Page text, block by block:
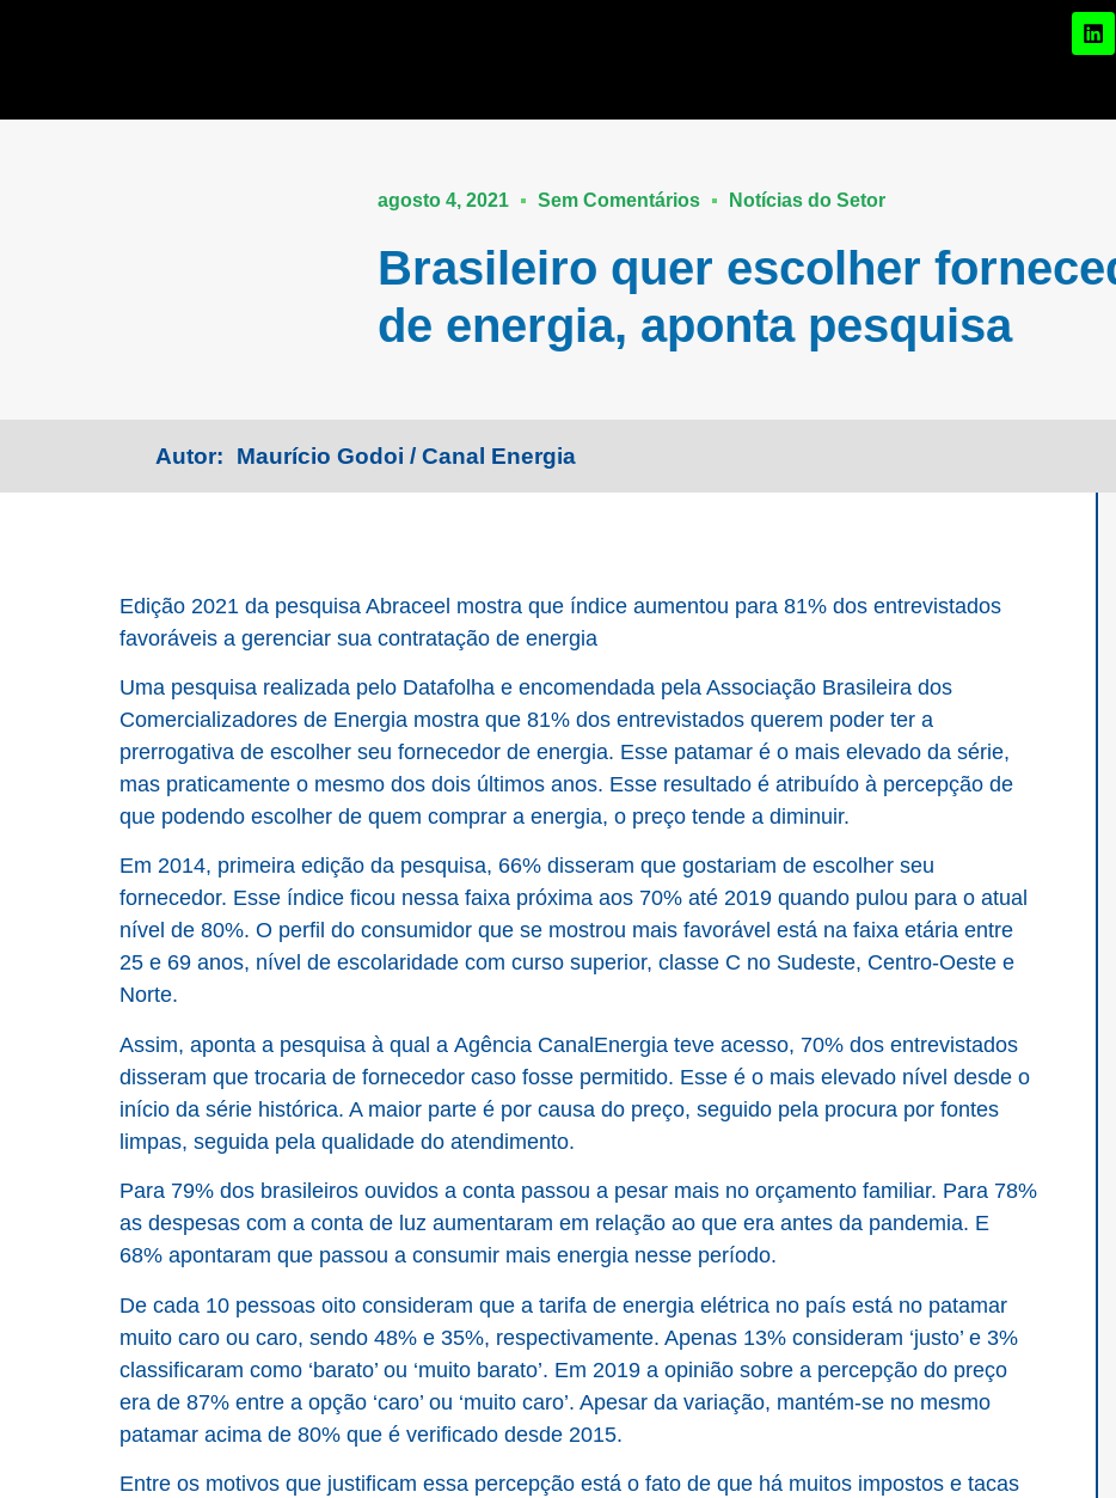
agosto 4, 2021 Sem Comentários Notícias do Setor
Brasileiro quer escolher
de energia, aponta pesquisa
Autor: Maurício Godoi / Canal Energia
Edição 2021 da pesquisa Abraceel mostra que índice aumentou para 81% dos entrevistados
favoráveis a gerenciar sua contratação de energia
Uma pesquisa realizada pelo Datafolha e encomendada pela Associação Brasileira dos
Comercializadores de Energia mostra que 81% dos entrevistados querem poder ter a
prerrogativa de escolher seu fornecedor de energia. Esse patamar é o mais elevado da série,
mas praticamente o mesmo dos dois últimos anos. Esse resultado é atribuído à percepção de
que podendo escolher de quem comprar a energia, o preço tende a diminuir.
Em 2014, primeira edição da pesquisa, 66% disseram que gostariam de escolher seu
fornecedor. Esse índice ficou nessa faixa próxima aos 70% até 2019 quando pulou para o atual
nível de 80%. O perfil do consumidor que se mostrou mais favorável está na faixa etária entre
25 e 69 anos, nível de escolaridade com curso superior, classe C no Sudeste, Centro-Oeste e
Norte.
Assim, aponta a pesquisa à qual a Agência CanalEnergia teve acesso, 70% dos entrevistados
disseram que trocaria de fornecedor caso fosse permitido. Esse é o mais elevado nível desde o
início da série histórica. A maior parte é por causa do preço, seguido pela procura por fontes
limpas, seguida pela qualidade do atendimento.
Para 79% dos brasileiros ouvidos a conta passou a pesar mais no orçamento familiar. Para 78%
as despesas com a conta de luz aumentaram em relação ao que era antes da pandemia. E
68% apontaram que passou a consumir mais energia nesse período.
De cada 10 pessoas oito consideram que a tarifa de energia elétrica no país está no patamar
muito caro ou caro, sendo 48% e 35%, respectivamente. Apenas 13% consideram ‘justo’ e 3%
classificaram como ‘barato’ ou ‘muito barato’. Em 2019 a opinião sobre a percepção do preço
era de 87% entre a opção ‘caro’ ou ‘muito caro’. Apesar da variação, mantém-se no mesmo
patamar acima de 80% que é verificado desde 2015.
Entre os motivos que justificam essa percepção está o fato de que há muitos impostos e tacas